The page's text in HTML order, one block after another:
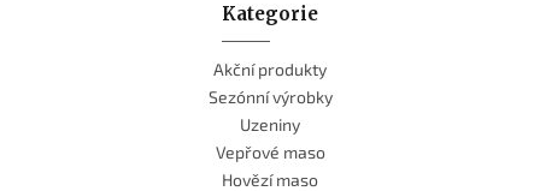
Kategorie
Akční produkty
Sezónní výrobky
Uzeniny
Vepřové maso
Hovězí maso